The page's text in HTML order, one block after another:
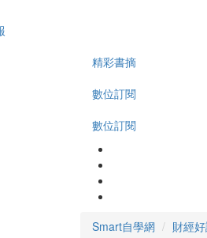
精彩書摘
數位訂閱
數位訂閱
Smart自學網 財經